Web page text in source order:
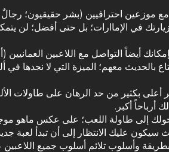
موزعين احترافيين (بشر حقيقيون؛
بزيارتك في الإماارات؛ بل حتى أفضل؛ لن
أيضاً التواصل مع اللاعبين العمانيين
بالحديث معهم؛ الميزة التي لا نجدها في
أعلى بكثير من حد الرهان على طاولات
أرباحاً أكبر.
إلى طاولة اللعب؛ على عكس ماهو
سيكون عليك الانتظار إلى أن تبدأ لعبة
وأسلوب تلائم أسلوب جميع اللاعبين